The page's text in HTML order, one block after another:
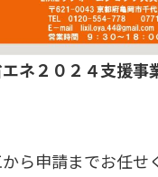
ネ２０２４支援事
ら申請までお任せ